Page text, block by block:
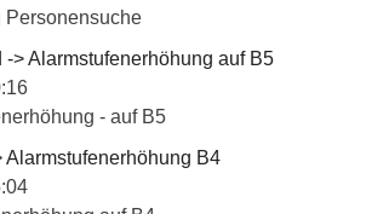
Personensuche
-> Alarmstufenerhöhung auf B5
- auf B5
Alarmstufenerhöhung B4